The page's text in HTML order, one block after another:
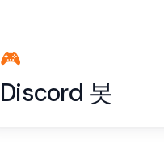
🎮
Discord 봇